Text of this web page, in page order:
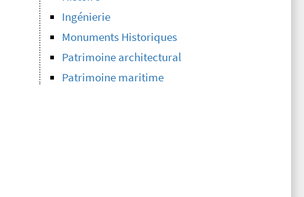
Ingénierie
Monuments Historiques
Patrimoine architectural
Patrimoine maritime